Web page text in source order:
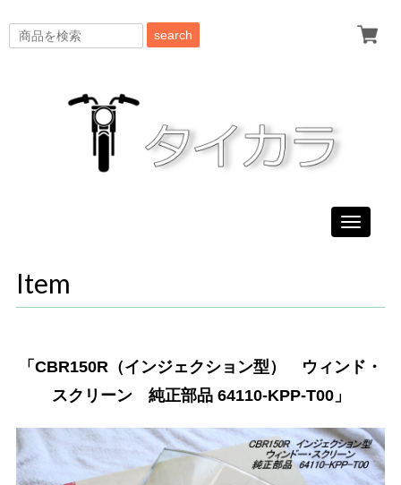
search
Toggle
Item
「CBR150R（インジェクション型） ウィンド・
スクリーン 純正部品 64110-KPP-T00」